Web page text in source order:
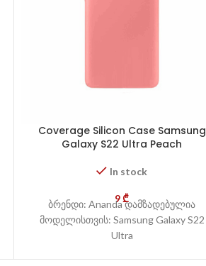
Coverage Silicon Case Samsung
Galaxy S22 Ultra Peach
In stock
9₾
ბრენდი: Ananda დამზადებულია
მოდელისთვის: Samsung Galaxy S22
Ultra